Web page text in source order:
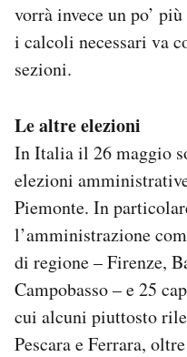
vorrà invece un po’
i calcoli necessari va
sezioni.
Le altre elezioni
In Italia il 26 maggio
elezioni
Piemonte. In
l’amministrazione
di regione – Firenze,
Campobasso – e 25
cui alcuni piuttosto
Pescara e Ferrara,